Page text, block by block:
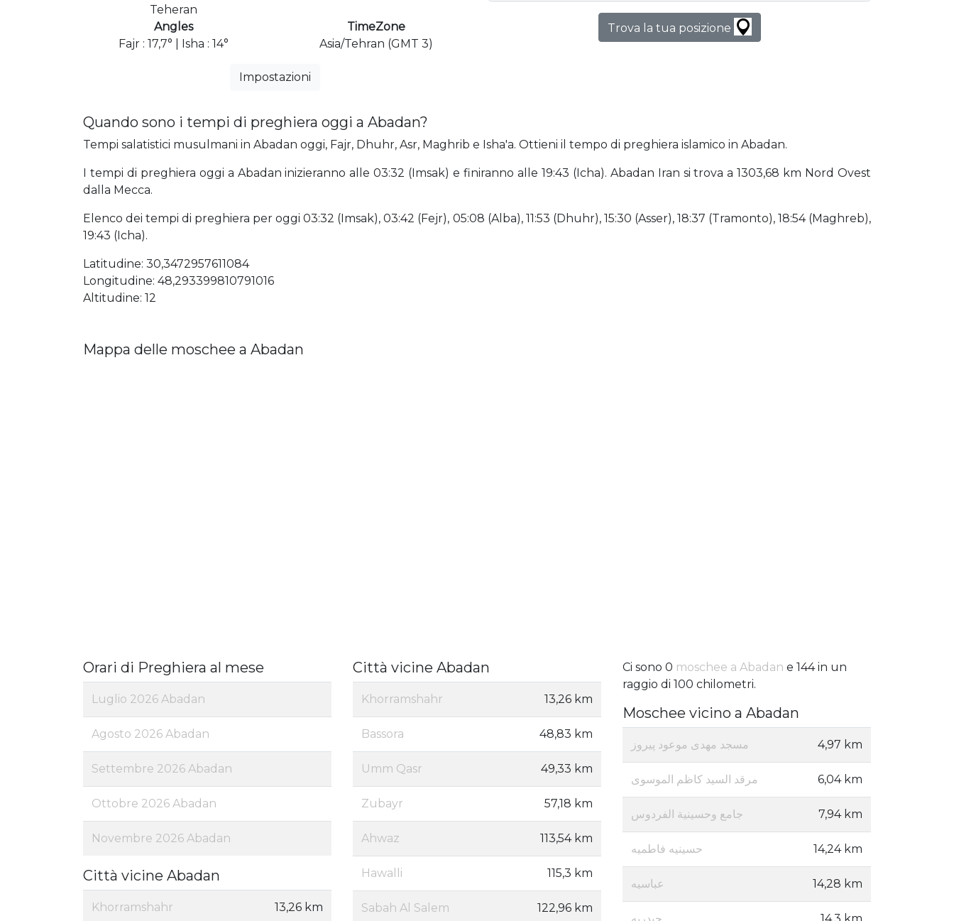
Teheran
Angles
Fajr : 17,7° | Isha : 14°
TimeZone
Asia/Tehran (GMT 3)
Impostazioni
Trova la tua posizione
Quando sono i tempi di preghiera oggi a Abadan?
Tempi salatistici musulmani in Abadan oggi, Fajr, Dhuhr, Asr, Maghrib e Isha'a. Ottieni il tempo di preghiera islamico in Abadan.
I tempi di preghiera oggi a Abadan inizieranno alle 03:32 (Imsak) e finiranno alle 19:43 (Icha). Abadan Iran si trova a 1303,68 km Nord Ovest
dalla Mecca.
Elenco dei tempi di preghiera per oggi 03:32 (Imsak), 03:42 (Fejr), 05:08 (Alba), 11:53 (Dhuhr), 15:30 (Asser), 18:37 (Tramonto), 18:54 (Maghreb),
19:43 (Icha).
Latitudine: 30,3472957611084
Longitudine: 48,293399810791016
Altitudine: 12
Mappa delle moschee a Abadan
Orari di Preghiera al mese
Luglio 2026 Abadan
Agosto 2026 Abadan
Settembre 2026 Abadan
Ottobre 2026 Abadan
Novembre 2026 Abadan
Città vicine Abadan
Khorramshahr 13,26 km
Città vicine Abadan
Khorramshahr 13,26 km
Bassora 48,83 km
Umm Qasr 49,33 km
Zubayr 57,18 km
Ahwaz 113,54 km
Hawalli 115,3 km
Sabah Al Salem 122,96 km
Ci sono 0 moschee a Abadan e 144 in un
raggio di 100 chilometri.
Moschee vicino a Abadan
مسجد مهدی موعود پیروز 4,97 km
مرقد السید کاظم الموسوی 6,04 km
جامع وحسينية الفردوس 7,94 km
حسینیه فاطمیه 14,24 km
عباسیه 14,28 km
حیدریه 14,3 km